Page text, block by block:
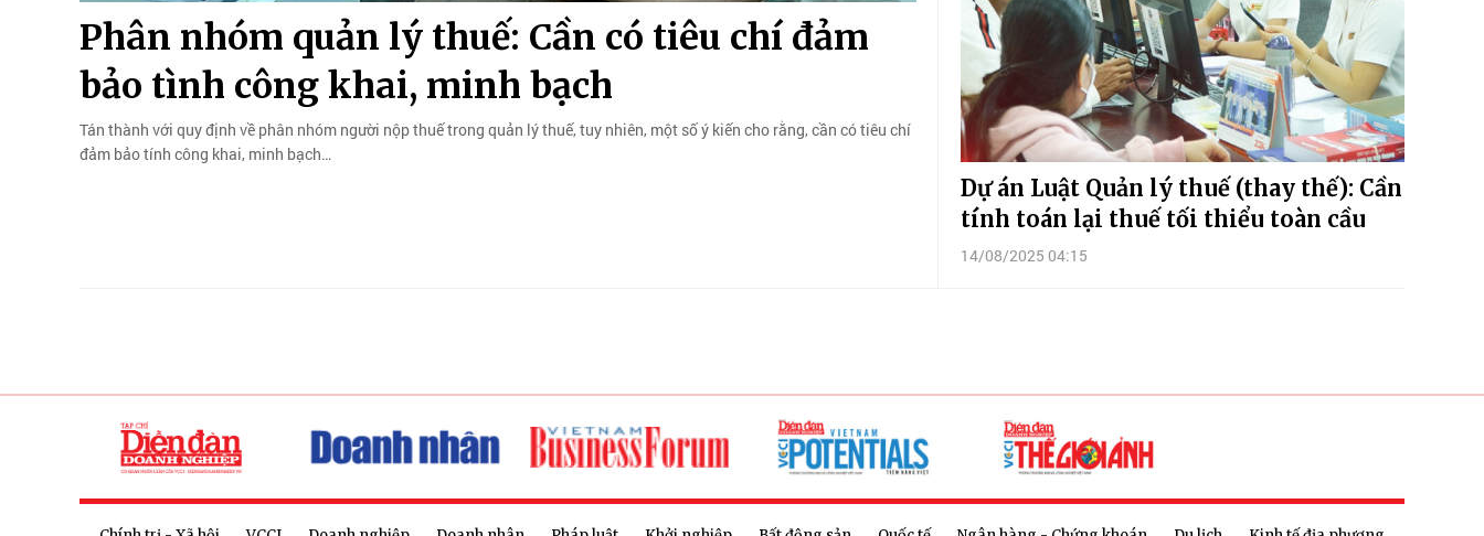
Phân nhóm quản lý thuế: Cần có tiêu chí đảm
bảo tình công khai, minh bạch
Tán thành với quy định về phân nhóm người nộp thuế trong quản lý thuế, tuy nhiên, một số ý kiến cho rằng, cần có tiêu chí
đảm bảo tính công khai, minh bạch…
Dự án Luật Quản lý thuế (thay thế): Cần
tính toán lại thuế tối thiểu toàn cầu
14/08/2025 04:15